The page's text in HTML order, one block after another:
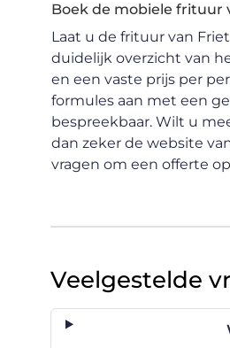
Boek de mobiele frituur
Laat u de frituur van
duidelijk overzicht van
en een vaste prijs per
formules aan met een
bespreekbaar. Wilt u
dan zeker de website
vragen om een offerte
Veelgestelde